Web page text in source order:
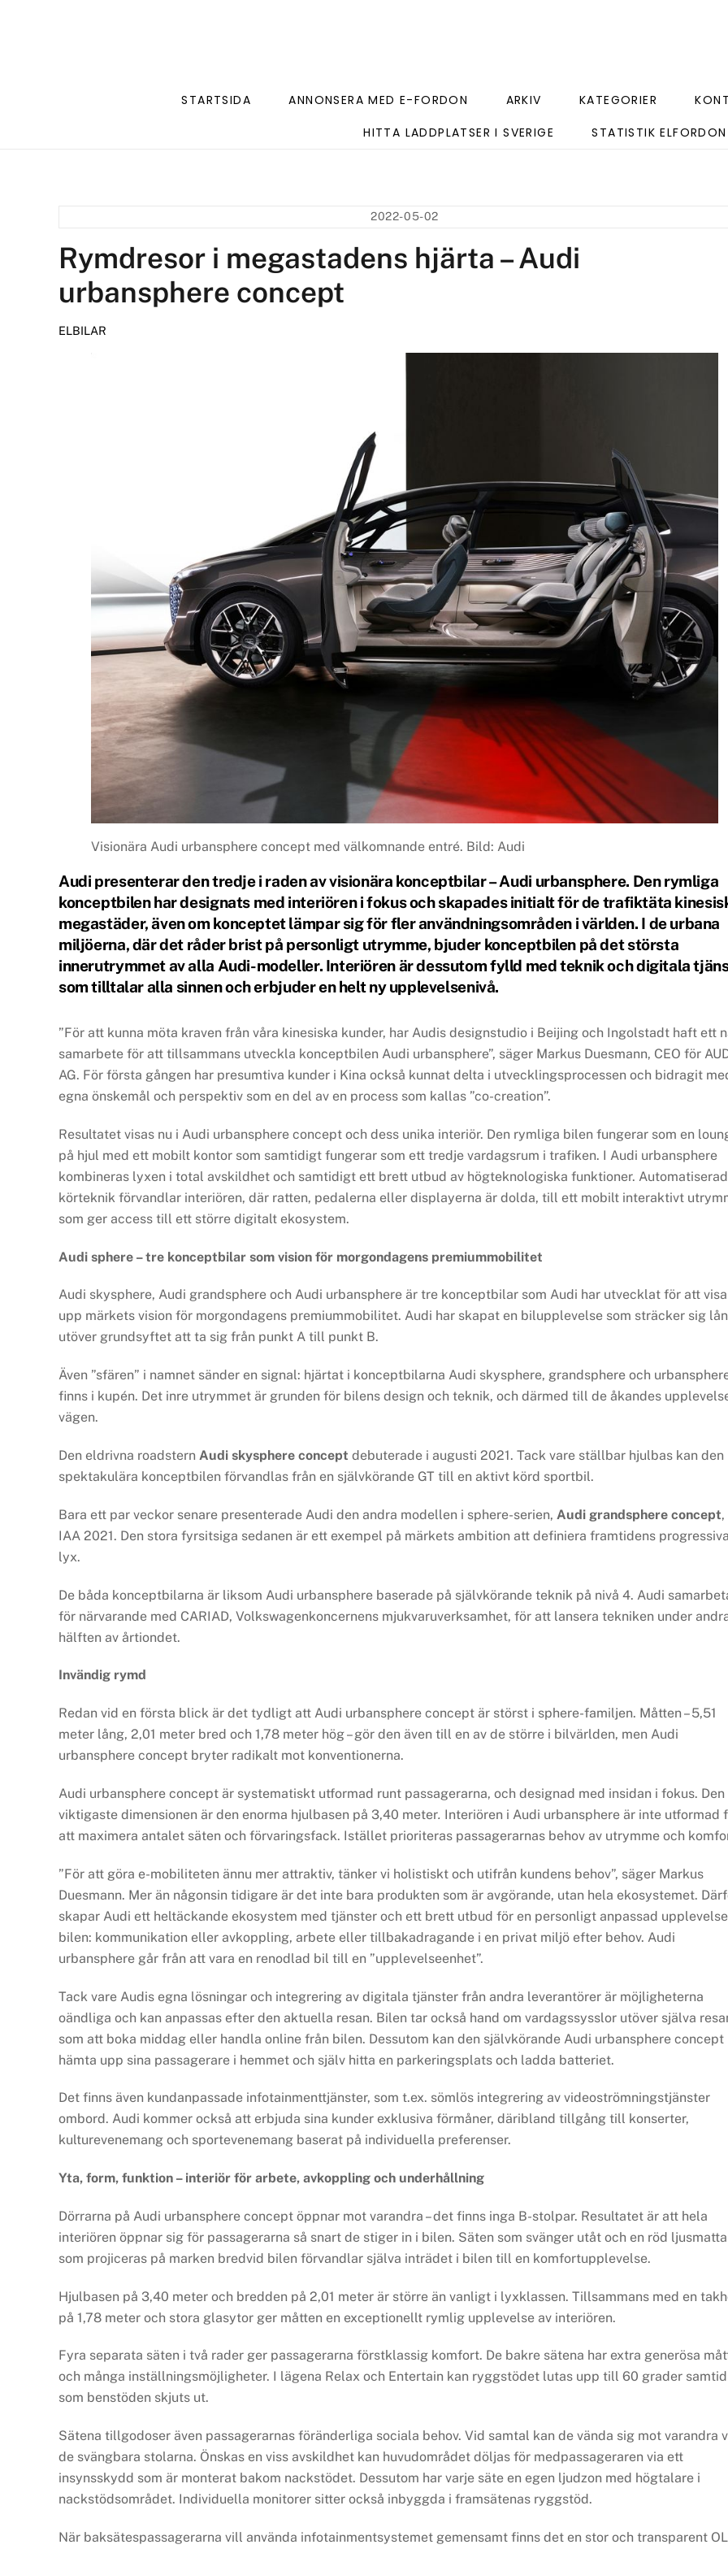
STARTSIDA ANNONSERA MED E-FORDON ARKIV KATEGORIER
HITTA LADDPLATSER I SVERIGE
STATISTIK ELFORDON
2022-05-02
Rymdresor i megastadens hjärta – Audi
urbansphere concept
ELBILAR
Visionära Audi urbansphere concept med välkomnande entré. Bild: Audi
Audi presenterar den tredje i raden av visionära konceptbilar – Audi urbansphere. Den rymliga
konceptbilen har designats med interiören i fokus och skapades initialt för de trafiktäta
megastäder, även om konceptet lämpar sig för fler användningsområden i världen. I de urbana
miljöerna, där det råder brist på personligt utrymme, bjuder konceptbilen på det största
innerutrymmet av alla Audi-modeller. Interiören är dessutom fylld med teknik och digitala
som tilltalar alla sinnen och erbjuder en helt ny upplevelsenivå.
”För att kunna möta kraven från våra kinesiska kunder, har Audis designstudio i Beijing och Ingolstadt haft ett
samarbete för att tillsammans utveckla konceptbilen Audi urbansphere”, säger Markus Duesmann, CEO för
AG. För första gången har presumtiva kunder i Kina också kunnat delta i utvecklingsprocessen och bidragit
egna önskemål och perspektiv som en del av en process som kallas ”co-creation”.
Resultatet visas nu i Audi urbansphere concept och dess unika interiör. Den rymliga bilen fungerar som en
på hjul med ett mobilt kontor som samtidigt fungerar som ett tredje vardagsrum i trafiken. I Audi urbansphere
kombineras lyxen i total avskildhet och samtidigt ett brett utbud av högteknologiska funktioner. Automatiserad
körteknik förvandlar interiören, där ratten, pedalerna eller displayerna är dolda, till ett mobilt interaktivt
som ger access till ett större digitalt ekosystem.
Audi sphere – tre konceptbilar som vision för morgondagens premiummobilitet
Audi skysphere, Audi grandsphere och Audi urbansphere är tre konceptbilar som Audi har utvecklat för att visa
upp märkets vision för morgondagens premiummobilitet. Audi har skapat en bilupplevelse som sträcker sig
utöver grundsyftet att ta sig från punkt A till punkt B.
Även ”sfären” i namnet sänder en signal: hjärtat i konceptbilarna Audi skysphere, grandsphere och
finns i kupén. Det inre utrymmet är grunden för bilens design och teknik, och därmed till de åkandes
vägen.
Den eldrivna roadstern Audi skysphere concept debuterade i augusti 2021. Tack vare ställbar hjulbas kan den
spektakulära konceptbilen förvandlas från en självkörande GT till en aktivt körd sportbil.
Bara ett par veckor senare presenterade Audi den andra modellen i sphere-serien, Audi grandsphere concept
IAA 2021. Den stora fyrsitsiga sedanen är ett exempel på märkets ambition att definiera framtidens progressiva
lyx.
De båda konceptbilarna är liksom Audi urbansphere baserade på självkörande teknik på nivå 4. Audi
för närvarande med CARIAD, Volkswagenkoncernens mjukvaruverksamhet, för att lansera tekniken under
hälften av årtiondet.
Invändig rymd
Redan vid en första blick är det tydligt att Audi urbansphere concept är störst i sphere-familjen. Måtten – 5,51
meter lång, 2,01 meter bred och 1,78 meter hög – gör den även till en av de större i bilvärlden, men Audi
urbansphere concept bryter radikalt mot konventionerna.
Audi urbansphere concept är systematiskt utformad runt passagerarna, och designad med insidan i fokus. Den
viktigaste dimensionen är den enorma hjulbasen på 3,40 meter. Interiören i Audi urbansphere är inte utformad
att maximera antalet säten och förvaringsfack. Istället prioriteras passagerarnas behov av utrymme och
”För att göra e-mobiliteten ännu mer attraktiv, tänker vi holistiskt och utifrån kundens behov”, säger Markus
Duesmann. Mer än någonsin tidigare är det inte bara produkten som är avgörande, utan hela ekosystemet.
skapar Audi ett heltäckande ekosystem med tjänster och ett brett utbud för en personligt anpassad
bilen: kommunikation eller avkoppling, arbete eller tillbakadragande i en privat miljö efter behov. Audi
urbansphere går från att vara en renodlad bil till en ”upplevelseenhet”.
Tack vare Audis egna lösningar och integrering av digitala tjänster från andra leverantörer är möjligheterna
oändliga och kan anpassas efter den aktuella resan. Bilen tar också hand om vardagssysslor utöver själva
som att boka middag eller handla online från bilen. Dessutom kan den självkörande Audi urbansphere concept
hämta upp sina passagerare i hemmet och själv hitta en parkeringsplats och ladda batteriet.
Det finns även kundanpassade infotainmenttjänster, som t.ex. sömlös integrering av videoströmningstjänster
ombord. Audi kommer också att erbjuda sina kunder exklusiva förmåner, däribland tillgång till konserter,
kulturevenemang och sportevenemang baserat på individuella preferenser.
Yta, form, funktion – interiör för arbete, avkoppling och underhållning
Dörrarna på Audi urbansphere concept öppnar mot varandra – det finns inga B-stolpar. Resultatet är att hela
interiören öppnar sig för passagerarna så snart de stiger in i bilen. Säten som svänger utåt och en röd ljusmatta
som projiceras på marken bredvid bilen förvandlar själva inträdet i bilen till en komfortupplevelse.
Hjulbasen på 3,40 meter och bredden på 2,01 meter är större än vanligt i lyxklassen. Tillsammans med en
på 1,78 meter och stora glasytor ger måtten en exceptionellt rymlig upplevelse av interiören.
Fyra separata säten i två rader ger passagerarna förstklassig komfort. De bakre sätena har extra generösa
och många inställningsmöjligheter. I lägena Relax och Entertain kan ryggstödet lutas upp till 60 grader
som benstöden skjuts ut.
Sätena tillgodoser även passagerarnas föränderliga sociala behov. Vid samtal kan de vända sig mot varandra
de svängbara stolarna. Önskas en viss avskildhet kan huvudområdet döljas för medpassageraren via ett
insynsskydd som är monterat bakom nackstödet. Dessutom har varje säte en egen ljudzon med högtalare i
nackstödsområdet. Individuella monitorer sitter också inbyggda i framsätenas ryggstöd.
När baksätespassagerarna vill använda infotainmentsystemet gemensamt finns det en stor och transparent